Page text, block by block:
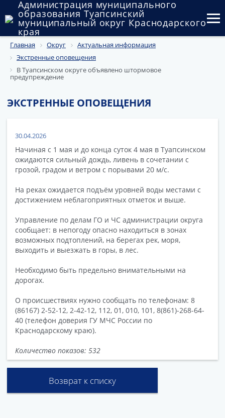
Администрация муниципального
образования Туапсинский
муниципальный округ Краснодарского
края
Округ
Администрация
Муниципальное имущество
Публичные слушания и общественные обсуждения
Главная Округ
Актуальная информация
Экстренные оповещения
В Туапсинском округе объявлено штормовое
предупреждение
ЭКСТРЕННЫЕ ОПОВЕЩЕНИЯ
30.04.2026
Начиная с 1 мая и до конца суток 4 мая в Туапсинском
ожидаются сильный дождь, ливень в сочетании с
грозой, градом и ветром с порывами 20 м/с.
На реках ожидается подъём уровней воды местами с
достижением неблагоприятных отметок и выше.
Управление по делам ГО и ЧС администрации округа
сообщает: в непогоду опасно находиться в зонах
возможных подтоплений, на берегах рек, моря,
выходить и выезжать в горы, в лес.
Необходимо быть предельно внимательными на
дорогах.
О происшествиях нужно сообщать по телефонам: 8
(86167) 2-52-12, 2-42-12, 112, 01, 010, 101, 8(861)-268-64-
40 (телефон доверия ГУ МЧС России по
Краснодарскому краю).
Количество показов: 532
Возврат к списку